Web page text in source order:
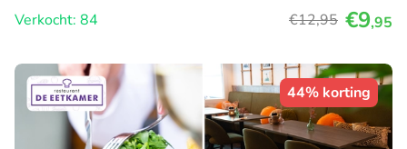
Verkocht: 84
€12,95 €9,95
44% korting